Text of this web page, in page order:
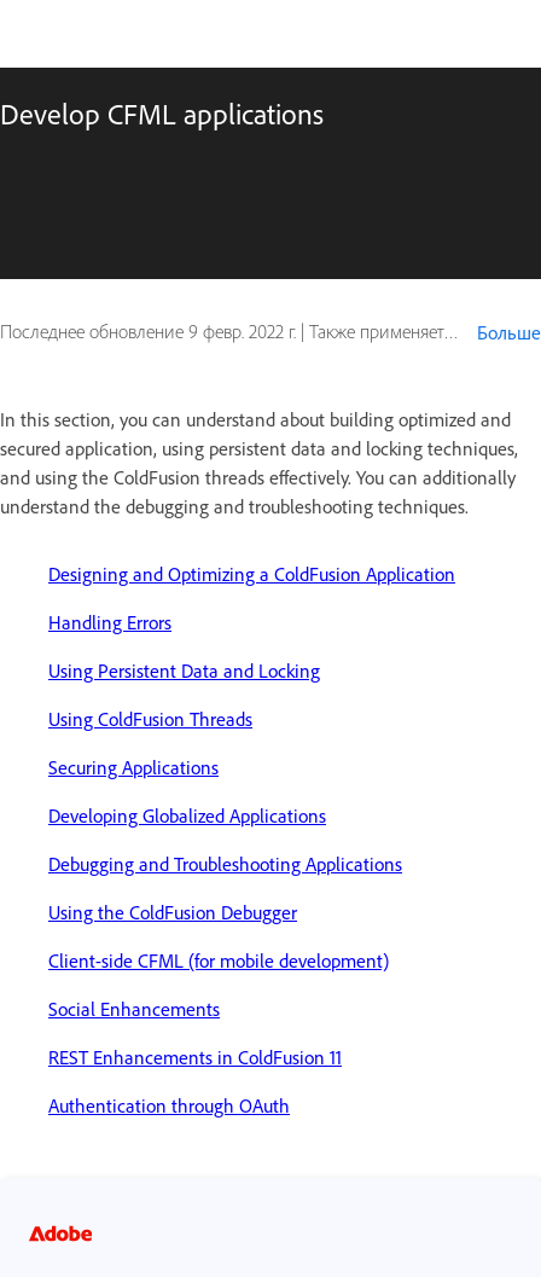
Develop CFML applications
Последнее обновление 9 февр. 2022 г. | Также применяется к ColdFusion Больше
In this section, you can understand about building optimized and
secured application, using persistent data and locking techniques,
and using the ColdFusion threads effectively. You can additionally
understand the debugging and troubleshooting techniques.
Designing and Optimizing a ColdFusion Application
Handling Errors
Using Persistent Data and Locking
Using ColdFusion Threads
Securing Applications
Developing Globalized Applications
Debugging and Troubleshooting Applications
Using the ColdFusion Debugger
Client-side CFML (for mobile development)
Social Enhancements
REST Enhancements in ColdFusion 11
Authentication through OAuth